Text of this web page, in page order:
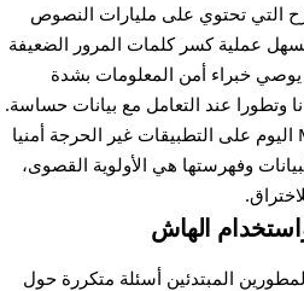
التي تحتوي على مليارات النصوص
يسهل عملية كسر كلمات المرور الضعيفة
خبراء أمن المعلومات بشدة
وتطورا عند التعامل مع بيانات حساسة.
يقتصر استخدام مولد هاش MD5 اليوم على التطبيقات غير الحرجة أمنيا
وفهرستها هي الأولوية القصوى،
الهاش
المبتدئين أسئلة متكررة حول